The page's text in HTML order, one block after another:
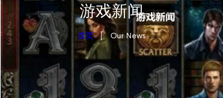
游戏新闻
首页 Our News